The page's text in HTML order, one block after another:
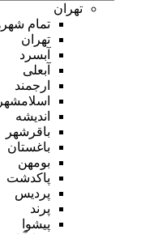
تهران
تمام
تهران
آبسرد
آبعلی
ارجمند
اسلامشهر
اندیشه
باقرشهر
باغستان
بومهن
پاکدشت
پردیس
پرند
پیشوا